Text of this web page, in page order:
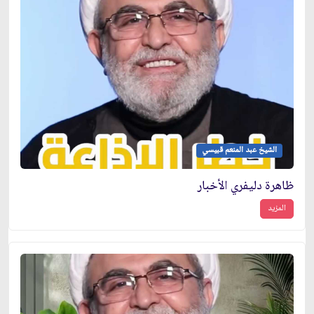
الشيخ عبد المنعم قبيسي
ظاهرة دليفري الأخبار
المزيد